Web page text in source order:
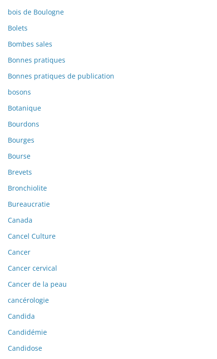
bois de Boulogne
Bolets
Bombes sales
Bonnes pratiques
Bonnes pratiques de publication
bosons
Botanique
Bourdons
Bourges
Bourse
Brevets
Bronchiolite
Bureaucratie
Canada
Cancel Culture
Cancer
Cancer cervical
Cancer de la peau
cancérologie
Candida
Candidémie
Candidose